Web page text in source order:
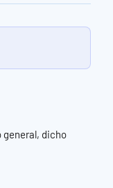
general, dicho